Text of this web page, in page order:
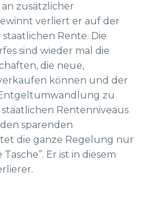
an zusätzlicher
verliert er auf der
Rente. Die
sind wieder mal die
die neue,
können und der
zu
Rentenniveaus
sparenden
die ganze Regelung nur
Er ist in diesem